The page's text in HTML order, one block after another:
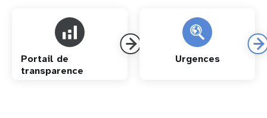
Portail de
transparence
Urgences